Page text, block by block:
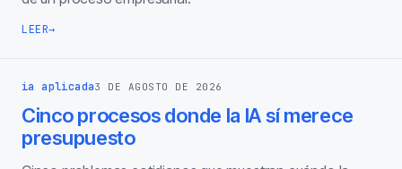
LEER→
ia aplicada3 DE AGOSTO DE 2026
Cinco procesos donde la IA sí merece
presupuesto